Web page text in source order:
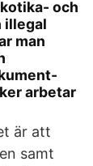
och
illegal
man
arbetar
är att
samt